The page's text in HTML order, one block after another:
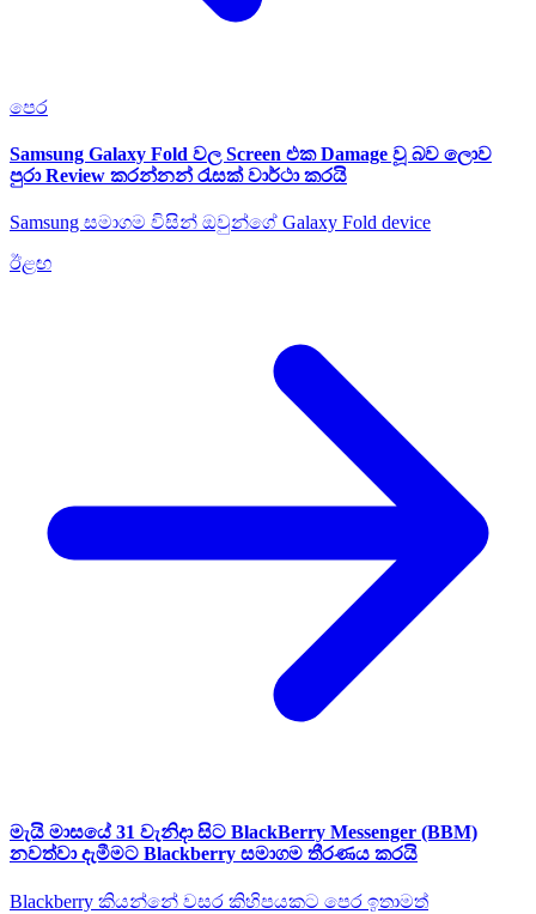
පෙර
Samsung Galaxy Fold වල Screen එක Damage වූ බව ලොව
පුරා Review කරන්නන් රැසක් වාර්ථා කරයි
Samsung සමාගම විසින් ඔවුන්ගේ Galaxy Fold device
ඊළඟ
මැයි මාසයේ 31 වැනිදා සිට BlackBerry Messenger (BBM)
නවත්වා දැමීමට Blackberry සමාගම තීරණය කරයි
Blackberry කියන්නේ වසර කිහිපයකට පෙර ඉතාමත්